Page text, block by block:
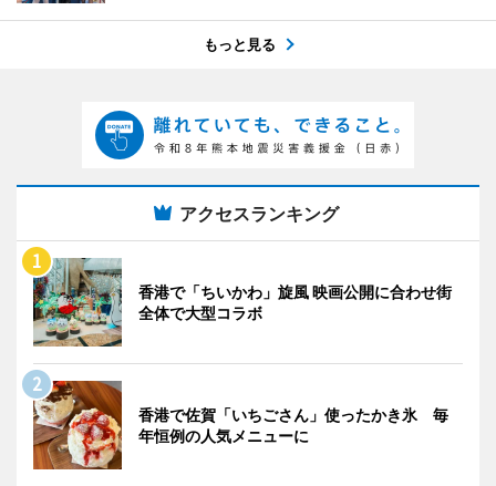
もっと見る
アクセスランキング
香港で「ちいかわ」旋風 映画公開に合わせ街
全体で大型コラボ
香港で佐賀「いちごさん」使ったかき氷 毎
年恒例の人気メニューに